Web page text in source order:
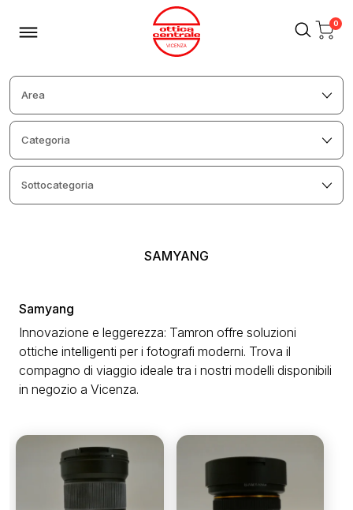
0
SAMYANG
Samyang
Innovazione e leggerezza: Tamron offre soluzioni
ottiche intelligenti per i fotografi moderni. Trova il
compagno di viaggio ideale tra i nostri modelli disponibili
in negozio a Vicenza.